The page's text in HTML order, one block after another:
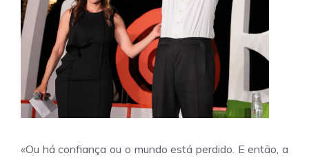
«Ou há confiança ou o mundo está perdido. E então, a